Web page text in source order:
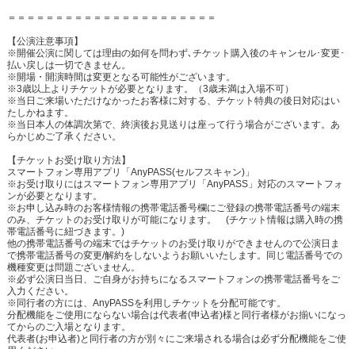
＝＝＝＝＝＝＝＝＝＝＝＝＝＝＝＝＝＝＝＝＝＝
【公演注意事項】
※開催公演に関しては理由の如何を問わず､チケット購⼊後のキャンセル･変更･
払い戻しは⼀切できません。
※開場・開演時間は変更となる可能性がございます。
※3歳以上よりチケットが必要となります。（3歳未満は⼊場不可）
※当⽇ご来場いただけなかったお客様に対する、チケット特典の後⽇対応はい
たしかねます。
※当⽇本⼈の体調次第で、終演後お⾒送りは座って⾏う場合がございます。あ
らかじめご了承ください。
【チケットお受け取り方法】
スマートフォン専用アプリ「AnyPASS(セルフスキャン)」
※お受け取りにはスマートフォン専用アプリ「AnyPASS」対応のスマートフォ
ンが必要となります。
※お申し込み時のお客様情報の携帯電話番号欄にご登録の携帯電話番号の端末
のみ、チケットのお受け取りが可能になります。 (チケット情報は購入時の携
帯電話番号に紐づきます。)
他の携帯電話番号の端末ではチケットのお受け取りができませんので公演日ま
で携帯電話番号の変更/解約をしないようお願いいたします。同じ電話番号での
機種変更は問題ございません。
※必ず公演日当日、ご自身がお持ちになるスマートフォンの携帯電話番号をご
入力ください。
※同行者の方には、AnyPASSを利用しチケットを分配可能です。
分配機能をご使用にならない場合は代表者(申込者)様と同行者様がお揃いになっ
てからのご入場となります。
代表者(お申込者)と同行者の方が別々にご来場される場合は必ず分配機能をご使